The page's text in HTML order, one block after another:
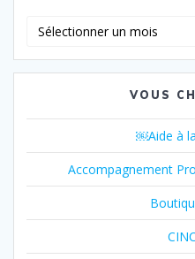
VOUS
￼Aide à
Accompagnement